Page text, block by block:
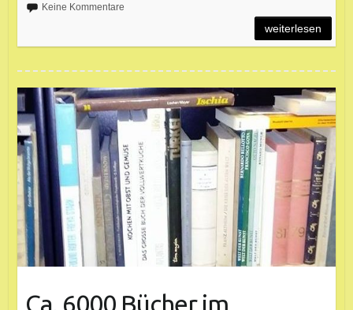
Keine Kommentare
weiterlesen
Ca. 6000 Bücher im